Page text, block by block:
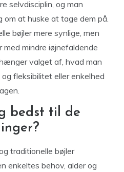
selvdisciplin, og man
om at huske at tage dem på.
bøjler mere synlige, men
mindre iøjnefaldende
valget af, hvad man
fleksibilitet eller enkelhed
bedst til de
traditionelle bøjler
enkeltes behov, alder og